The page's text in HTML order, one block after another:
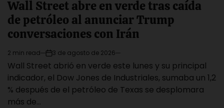
Wall Street abre en verde tras caída
de petróleo al anunciar Trump
conversaciones con Irán
Estimated
read
time
2 min read on3 de agosto de 2026
Wall Street abrió en verde este lunes y su principal
indicador, el Dow Jones de Industriales, sumaba un 1,2
% después de el petróleo de Texas se desplomara
más de…